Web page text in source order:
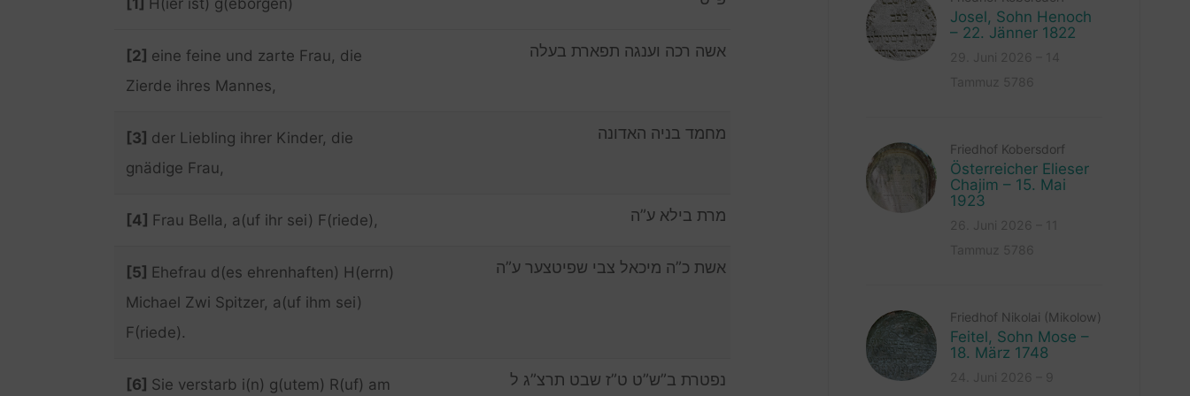
[2] eine feine und zarte Frau, die
Zierde ihres Mannes,
אשה רכה וענגה תפארת בעלה
[3] der Liebling ihrer Kinder, die
gnädige Frau,
מחמד בניה האדונה
[4] Frau Bella, a(uf ihr sei) F(riede), מרת בילא ע”ה
[5] Ehefrau d(es ehrenhaften) H(errn)
Michael Zwi Spitzer, a(uf ihm sei)
F(riede).
אשת כ”ה מיכאל צבי שפיטצער ע”ה
[6] Sie verstarb i(n) g(utem) R(uf) am
נפטרת ב”ש”ט ט”ז שבט תרצ”ג ל
Josel, Sohn Henoch
– 22. Jänner 1822
Friedhof Kobersdorf
Österreicher Elieser
Chajim – 15. Mai
1923
Friedhof Nikolai (Mikolow)
Feitel, Sohn Mose –
18. März 1748